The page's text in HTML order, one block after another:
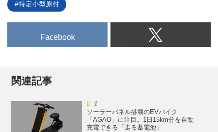
特定小型原付
Facebook
関連記事
ソーラーパネル搭載のEVバイク
「AGAO」に注目。1日15km分を自動
充電できる「走る蓄電池」